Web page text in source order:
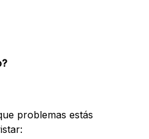
problemas estás